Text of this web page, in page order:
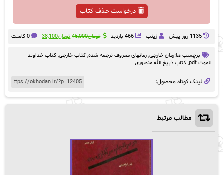
درخواست حذف کتاب
1135 روز پيش زینب 466 بازدید تومان45,000 قیمت
بود.
تومان38,100قیمت0 کامنت
برچسب ها:رمان خارجی, رمانهای معروف ترجمه شده, کتاب خارجی, کتاب خداوند
الموت pdf
, کتاب ذبیخ الله منصوری
لینک کوتاه محصول:
مطالب مرتبط